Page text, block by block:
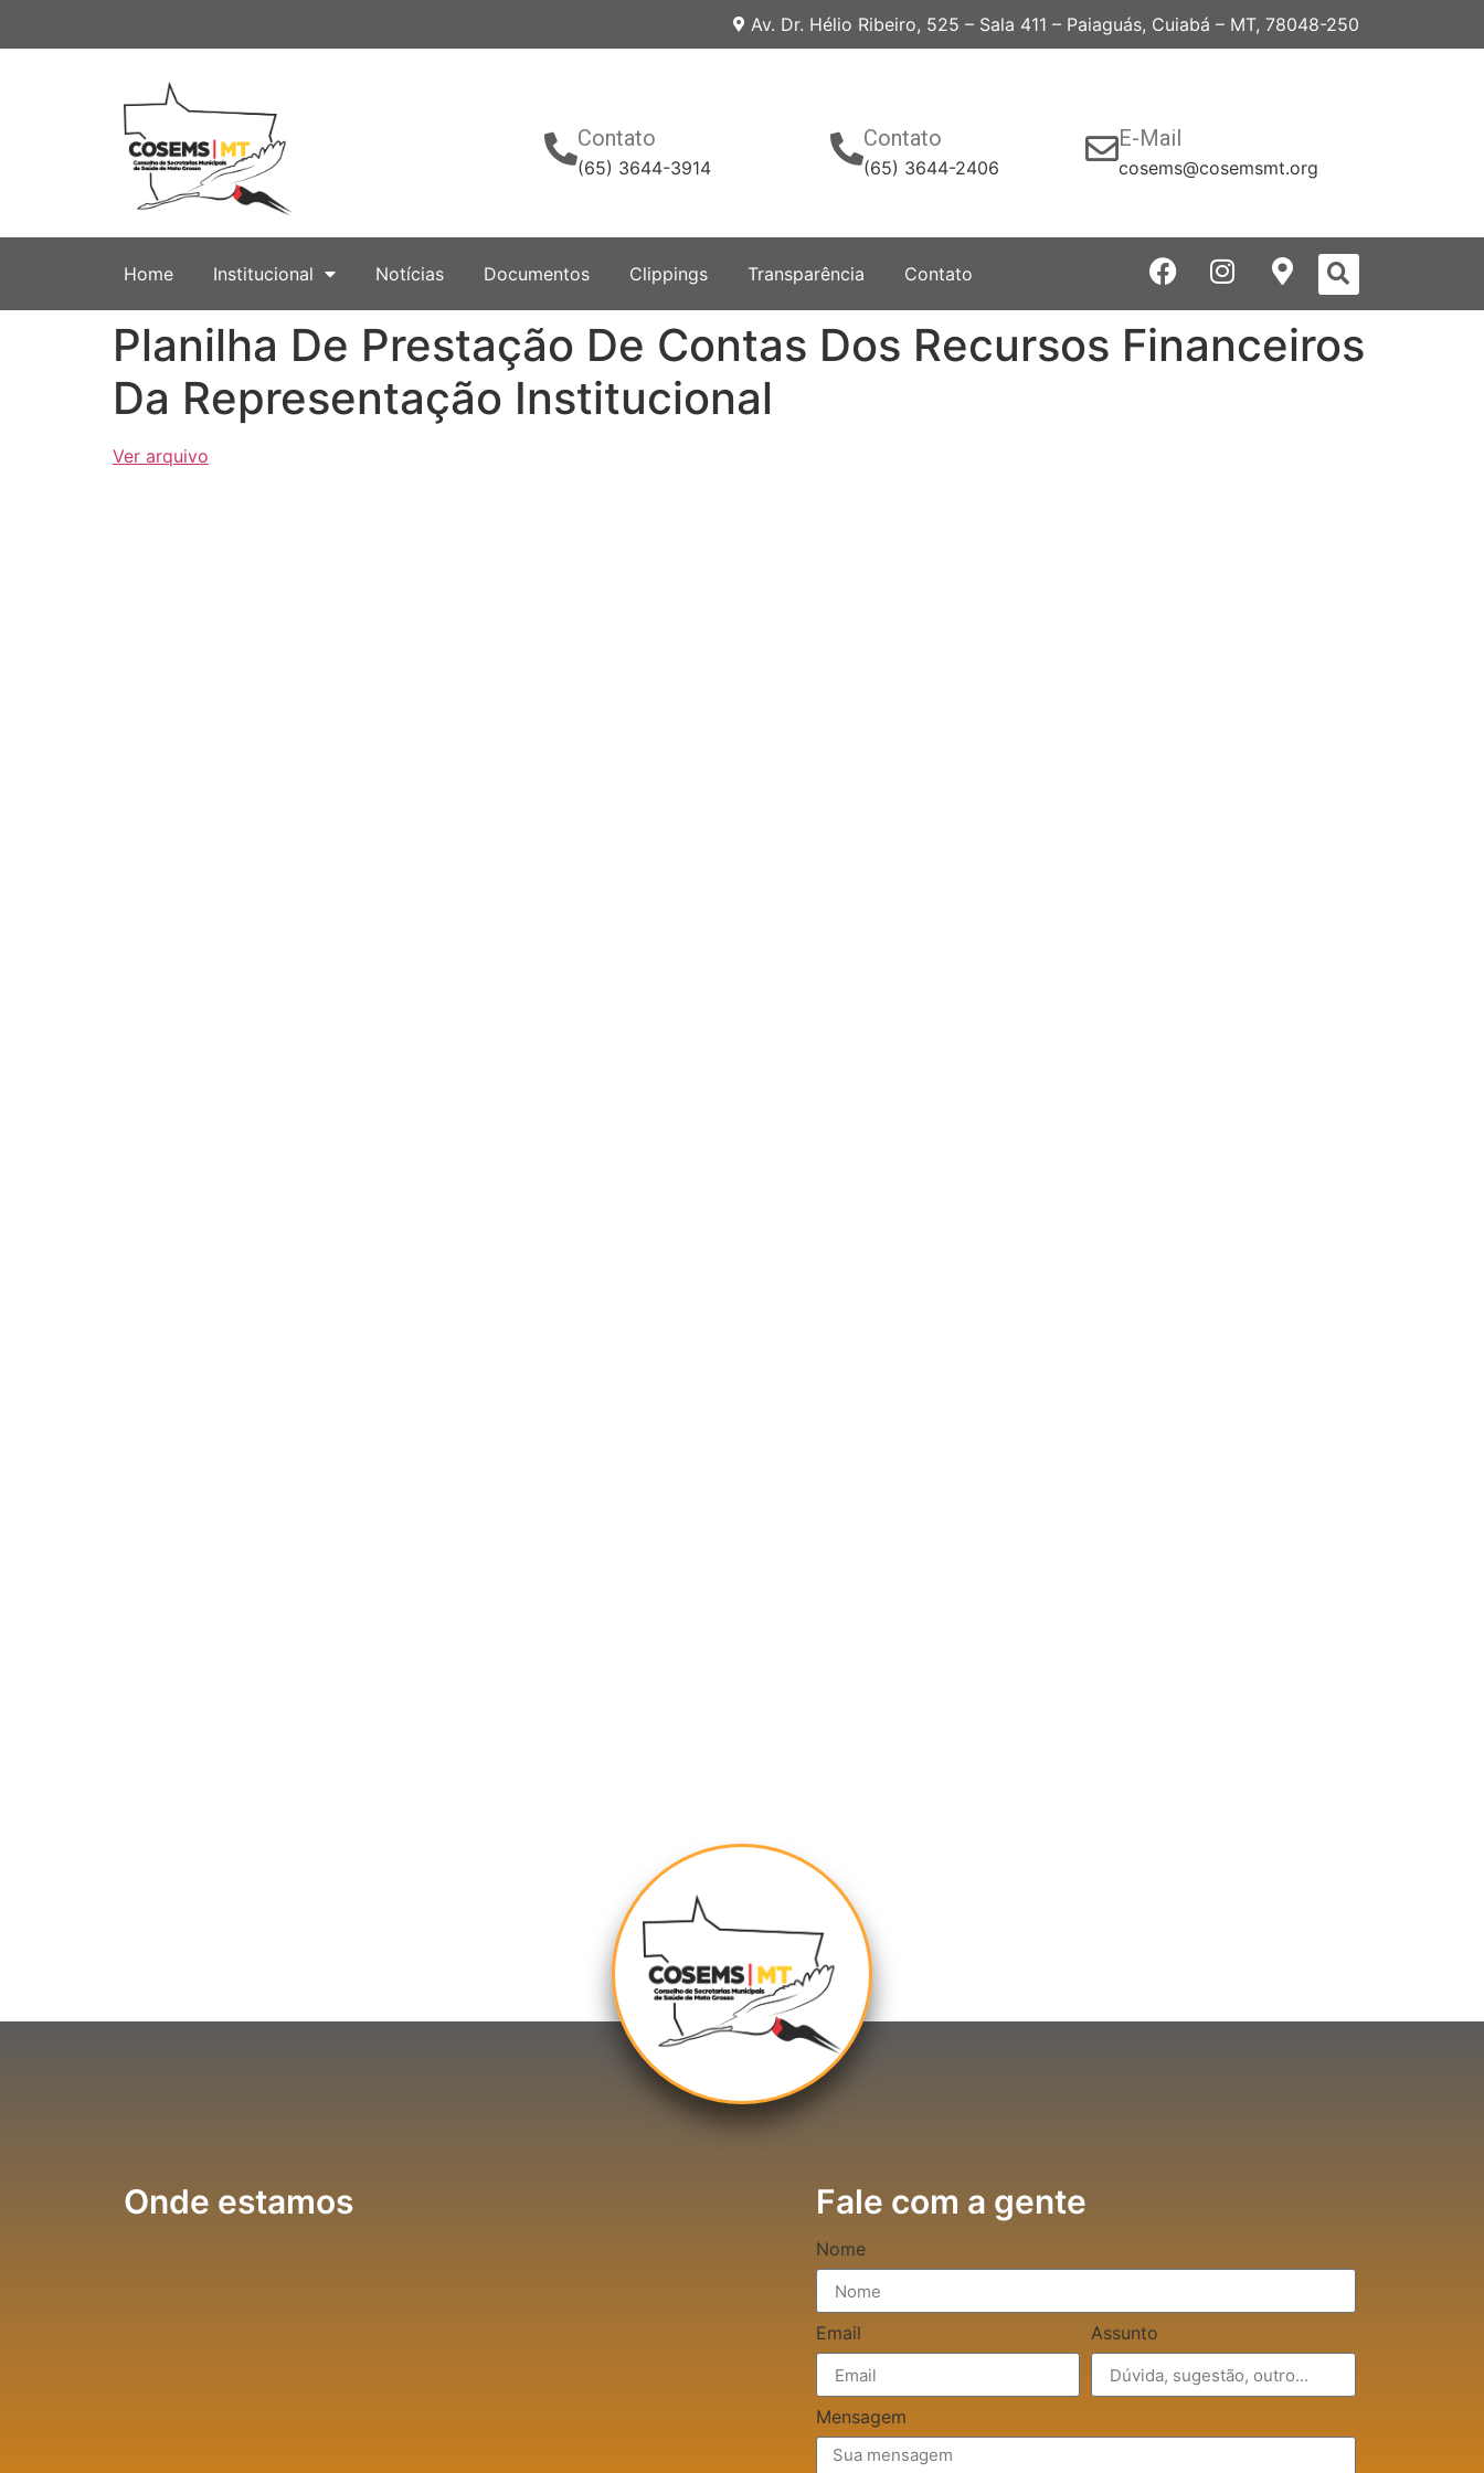
Av. Dr. Hélio Ribeiro, 525 – Sala 411 – Paiaguás, Cuiabá – MT, 78048-250
Contato
(65) 3644-3914
Contato
(65) 3644-2406
E-Mail
cosems@cosemsmt.org
Home Institucional Notícias Documentos Clippings Transparência Contato
Planilha De Prestação De Contas Dos Recursos Financeiros
Da Representação Institucional
Ver arquivo
Onde estamos Fale com a gente
Nome
Email Assunto
Mensagem